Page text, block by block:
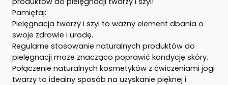
Pamiętaj:
Pielęgnacja twarzy i szyi to ważny element dbania o
swoje zdrowie i urodę.
Regularne stosowanie naturalnych produktów do
pielęgnacji może znacząco poprawić kondycję skóry.
Połączenie naturalnych kosmetyków z ćwiczeniami jogi
twarzy to idealny sposób na uzyskanie pięknej i